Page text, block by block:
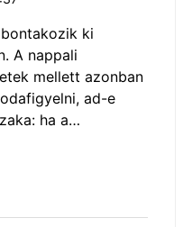
ki
A nappali
mellett azonban
ad-e
ha a…